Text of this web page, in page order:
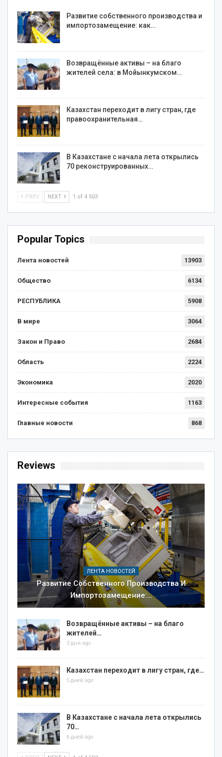
Развитие собственного производства и
импортозамещение: как…
Возвращённые активы – на благо
жителей села: в Мойынкумском…
Казахстан переходит в лигу стран, где
правоохранительная…
В Казахстане с начала лета открылись
70 реконструированных…
PREV NEXT 1 of 4 503
Popular Topics
Лента новостей 13903
Общество 6134
РЕСПУБЛИКА 5908
В мире 3064
Закон и Право 2684
Область 2224
Экономика 2020
Интересные события 1163
Главные новости 868
Reviews
ЛЕНТА НОВОСТЕЙ
Развитие Собственного Производства И
Импортозамещение:…
Возвращённые активы – на благо
жителей…
3 дня ago
Казахстан переходит в лигу стран, где…
5 дней ago
В Казахстане с начала лета открылись
70…
6 дней ago